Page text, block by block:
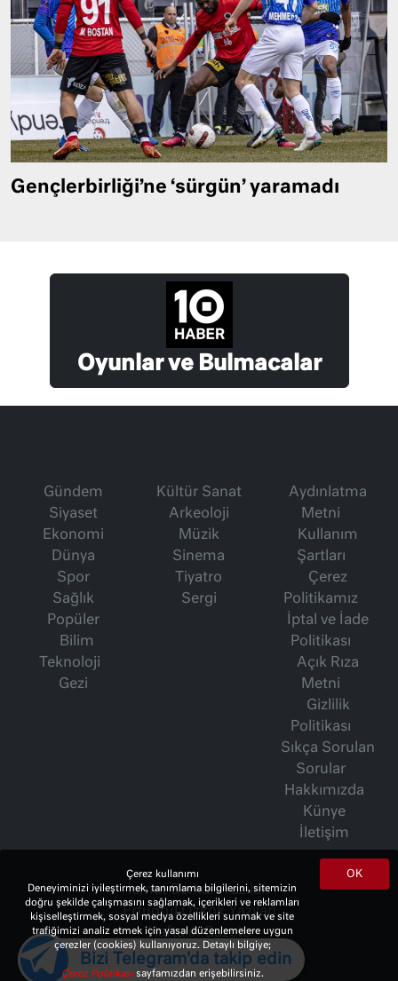
Gençlerbirliği’ne ‘sürgün’ yaramadı
Oyunlar ve Bulmacalar
Gündem
Siyaset
Ekonomi
Dünya
Spor
Sağlık
Popüler
Bilim
Teknoloji
Gezi
Kültür Sanat
Arkeoloji
Müzik
Sinema
Tiyatro
Sergi
Aydınlatma
Metni
Kullanım
Şartları
Çerez
Politikamız
İptal ve İade
Politikası
Açık Rıza
Metni
Gizlilik
Politikası
Sıkça Sorulan
Sorular
Hakkımızda
Künye
İletişim
İsmet Berkan Yazıları
Ertuğrul Özkök Yazıları
Haftalık Gazete
OK
Çerez kullanımı
Deneyiminizi iyileştirmek, tanımlama bilgilerini, sitemizin
doğru şekilde çalışmasını sağlamak, içerikleri ve reklamları
kişiselleştirmek, sosyal medya özellikleri sunmak ve site
trafiğimizi analiz etmek için yasal düzenlemelere uygun
çerezler (cookies) kullanıyoruz. Detaylı bilgiye;
Çerez Politikasısayfamızdan erişebilirsiniz.
Bizi Telegram'da takip edin